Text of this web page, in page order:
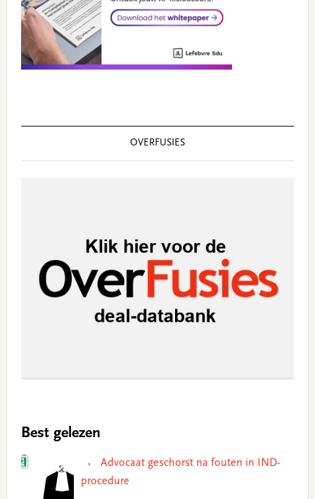
OVERFUSIES
Best gelezen
Advocaat geschorst na fouten in IND-
procedure